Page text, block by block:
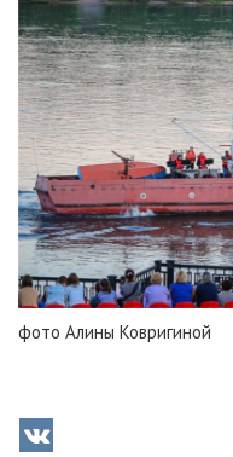
фото Алины Ковригиной